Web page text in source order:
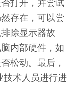
打开，并尝试
存在，可以尝
除显示器故
内部硬件，如
松动。最后，
技术人员进行进